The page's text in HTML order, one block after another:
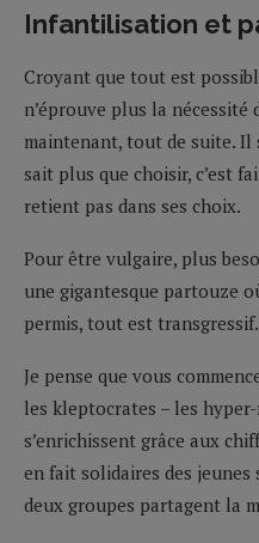
Infantilisation et
Croyant que tout est
n’éprouve plus la
maintenant, tout de suite. Il
sait plus que choisir, c’est
retient pas dans ses choix.
Pour être vulgaire, plus
une gigantesque partouze
permis, tout est transgressif.
Je pense que vous
les kleptocrates – les
s’enrichissent grâce aux
en fait solidaires des jeunes
deux groupes partagent la